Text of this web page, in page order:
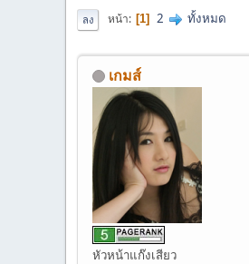
ลง หน้า 1 2 ทั้งหมด
เกมส์
หัวหน้าแก๊งเสียว